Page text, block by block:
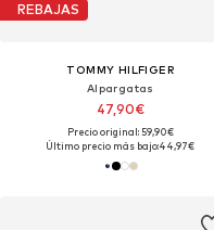
REBAJAS
TOMMY HILFIGER
Alpargatas
47,90€
Precio original: 59,90€
Último precio más bajo:44,97€